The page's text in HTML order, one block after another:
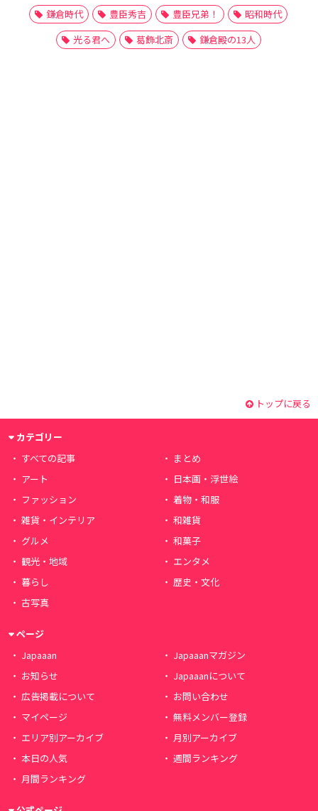
鎌倉時代
豊臣秀吉 豊臣兄弟！
昭和時代
光る君へ
葛飾北斎 鎌倉殿の13人
トップに戻る
カテゴリー
すべての記事
まとめ
アート
日本画・浮世絵
ファッション
着物・和服
雑貨・インテリア
和雑貨
グルメ
和菓子
観光・地域
エンタメ
暮らし
歴史・文化
古写真
ページ
Japaaan
Japaaanマガジン
お知らせ
Japaaanについて
広告掲載について
お問い合わせ
マイページ
無料メンバー登録
エリア別アーカイブ
月別アーカイブ
本日の人気
週間ランキング
月間ランキング